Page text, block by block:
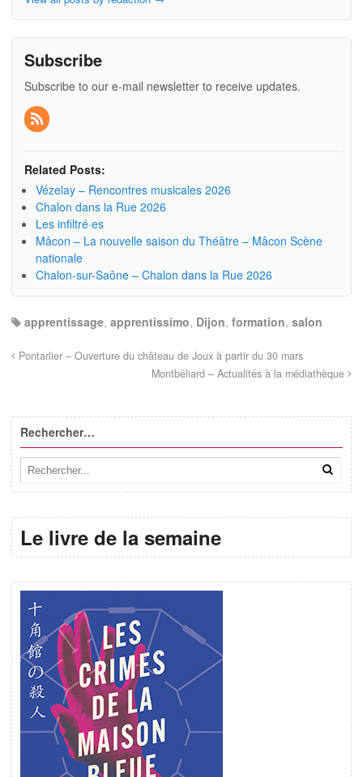
Subscribe
Subscribe to our e-mail newsletter to receive updates.
Related Posts:
Vézelay – Rencontres musicales 2026
Chalon dans la Rue 2026
Les infiltré·es
Mâcon – La nouvelle saison du Théâtre – Mâcon Scène
nationale
Chalon-sur-Saône – Chalon dans la Rue 2026
apprentissage, apprentissimo, Dijon, formation, salon
Pontarlier – Ouverture du château de Joux à partir du 30 mars
Montbéliard – Actualités à la médiathèque
Rechercher…
Le livre de la semaine